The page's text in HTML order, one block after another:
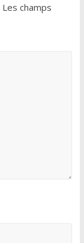
Les champs